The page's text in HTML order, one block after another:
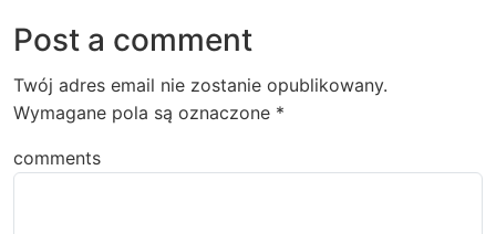
Post a comment
Twój adres email nie zostanie opublikowany.
Wymagane pola są oznaczone *
comments